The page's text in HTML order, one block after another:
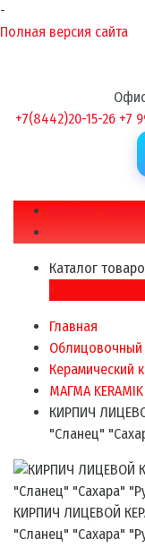
-
Полная версия сайта
+7(8442)20-15-26 +7
Каталог
Каталог
×
Главная
Облицовочный
Керамический
МАГМА KERAMIK
КИРПИЧ
"Сланец"
КИРПИЧ ЛИЦЕВОЙ
"Сланец" "Сахара"